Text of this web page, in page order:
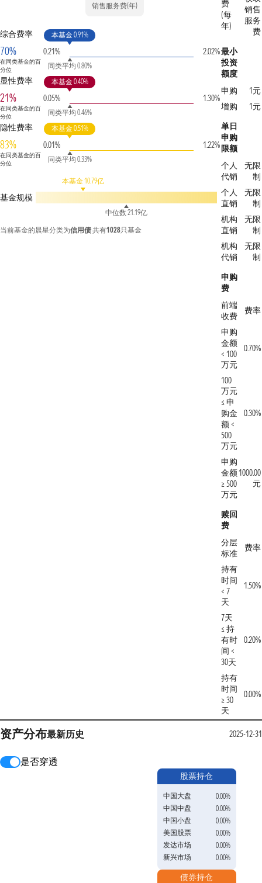
销售服务费(年)
综合费率
70%
在同类基金的百
分位
0.21%
本基金 0.91%
同类平均 0.80%
2.02%
显性费率
21%
在同类基金的百
分位
0.05%
本基金 0.40%
同类平均 0.46%
1.30%
隐性费率
83%
在同类基金的百
分位
0.01%
本基金 0.51%
同类平均 0.33%
1.22%
基金规模
本基金 10.79亿
中位数 21.19亿
当前基金的晨星分类为信用债共有1028只基金
费
(每
年)
销售
服务
费
最小
投资
额度
申购
1元
增购
1元
单日
申购
限额
个人
代销
无限
制
个人
直销
无限
制
机构
直销
无限
制
机构
代销
无限
制
申购
费
前端
收费
费率
申购
金额
< 100
万元
0.70%
100
万元
≤ 申
购金
额 <
500
万元
0.30%
申购
金额
≥ 500
万元
1000.00
元
赎回
费
分层
标准
费率
持有
时间
< 7
天
1.50%
7天
≤ 持
有时
间 <
30天
0.20%
持有
时间
≥ 30
天
0.00%
资产分布最新历史 2025-12-31
是否穿透
股票持仓
中国大盘
0.00%
中国中盘
0.00%
中国小盘
0.00%
美国股票
0.00%
发达市场
0.00%
新兴市场
0.00%
债券持仓